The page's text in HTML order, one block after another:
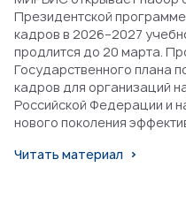
Президентской
кадров в 2026–2027
продлится до 20 марта.
Государственного плана
кадров для организаций
Российской Федерации и
нового поколения
Читать материал